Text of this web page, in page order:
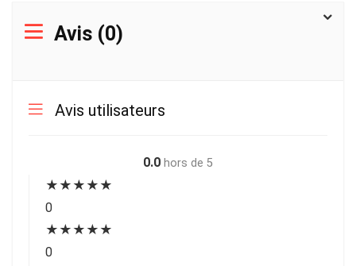
Avis (0)
Avis utilisateurs
0.0 hors de 5
★ ★ ★ ★ ★
0
★ ★ ★ ★ ★
0